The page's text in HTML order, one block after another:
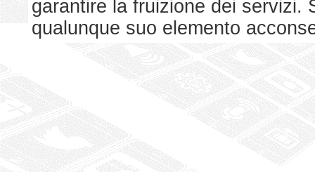
garantire la fruizione dei servizi.
qualunque suo elemento